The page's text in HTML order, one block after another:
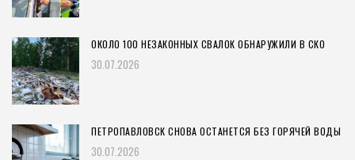
ОКОЛО 100 НЕЗАКОННЫХ СВАЛОК ОБНАРУЖИЛИ В СКО
30.07.2026
ПЕТРОПАВЛОВСК СНОВА ОСТАНЕТСЯ БЕЗ ГОРЯЧЕЙ ВОДЫ
30.07.2026